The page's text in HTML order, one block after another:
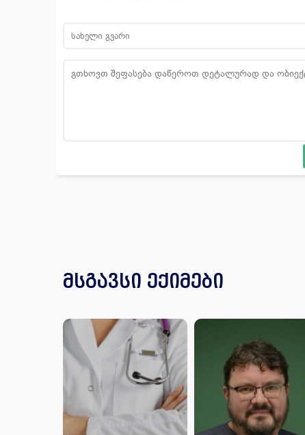
მსგავსი ექიმები